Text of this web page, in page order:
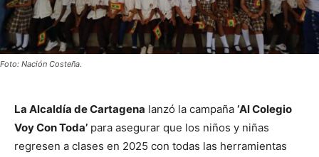
Foto: Nación Costeña.
La Alcaldía de Cartagena lanzó la campaña ‘Al Colegio
Voy Con Toda’ para asegurar que los niños y niñas
regresen a clases en 2025 con todas las herramientas